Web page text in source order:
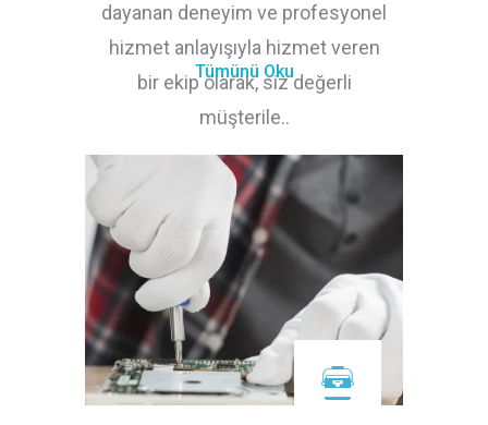
dayanan deneyim ve profesyonel
hizmet anlayışıyla hizmet veren
bir ekip olarak, siz değerli
müşterile..
Tümünü Oku